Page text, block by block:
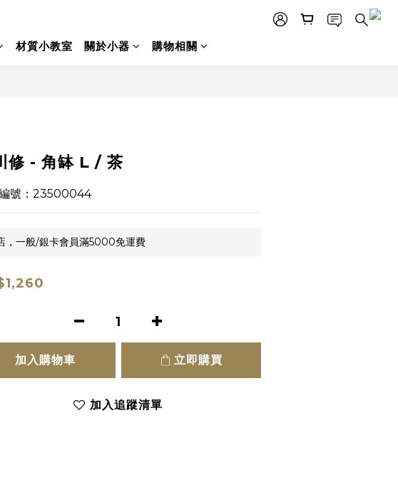
材質小教室 關於小器 購物相關
修 - 角缽 L / 茶
號：23500044
，一般/銀卡會員滿5000免運費
加入購物車 立即購買
加入追蹤清單